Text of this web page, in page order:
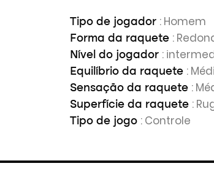
Tipo de jogador : Homem
Forma da raquete :
Nível do jogador :
Equilíbrio da raquete :
Sensação da raquete :
Superfície da raquete :
Tipo de jogo : Controle